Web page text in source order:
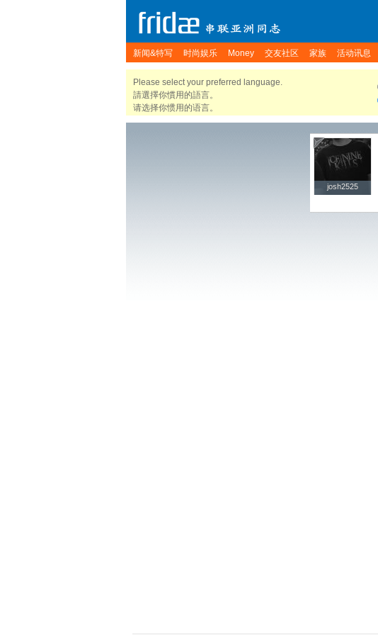
新闻&特写 时尚娱乐 Money 交友社区 家族 活动讯息
Please select your preferred language.
請選擇你慣用的語言。
请选择你惯用的语言。
josh2525
josh2525